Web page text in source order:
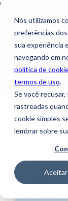
Nós utilizamos
preferências
sua experiência
navegando em
política de
termos de uso.
Se você
rastreadas
cookie simples
lembrar sobre
Aceitar
Construa
a Uniube!